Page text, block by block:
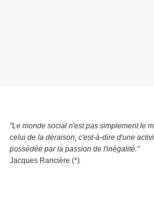
"Le monde social n'est pas simplement le
celui de la déraison, c'est-à-dire d'une
possédée par la passion de l'inégalité."
Jacques Rancière (*)